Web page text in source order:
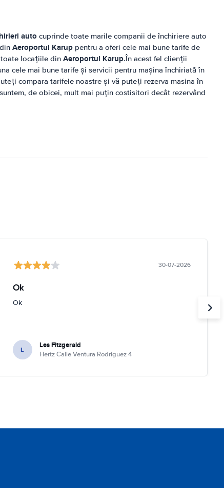
auto cuprinde toate marile companii de închiriere auto
Aeroportul Karup pentru a oferi cele mai bune tarife de
locațiile din Aeroportul Karup.În acest fel clienții
cele mai bune tarife și servicii pentru mașina închiriată în
compara tarifele noastre și vă puteți rezerva masina în
de obicei, mult mai puțin costisitori decât rezervând
30-07-2026
Ok
Ok
L Les Fitzgerald
Hertz Calle Ventura Rodriguez 4